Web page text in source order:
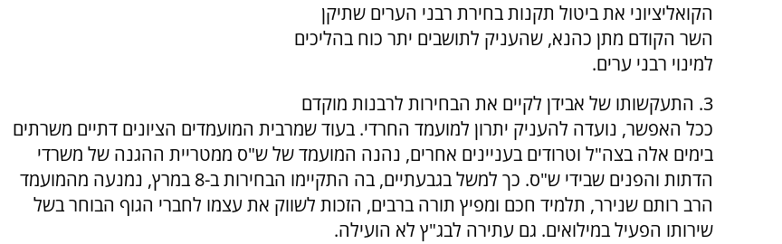
הקואליציוני את ביטול תקנות בחירת רבני הערים שתיקן
השר הקודם מתן כהנא, שהעניק לתושבים יתר כוח בהליכים
למינוי רבני ערים.
3. התעקשותו של אבידן לקיים את הבחירות לרבנות מוקדם
ככל האפשר, נועדה להעניק יתרון למועמד החרדי. בעוד שמרבית המועמדים הציונים דתיים משרתים
בימים אלה בצה"ל וטרודים בעניינים אחרים, נהנה המועמד של ש"ס ממטריית ההגנה של משרדי
הדתות והפנים שבידי ש"ס. כך למשל בגבעתיים, בה התקיימו הבחירות ב-8 במרץ, נמנעה מהמועמד
הרב רותם שנירר, תלמיד חכם ומפיץ תורה ברבים, הזכות לשווק את עצמו לחברי הגוף הבוחר בשל
שירותו הפעיל במילואים. גם עתירה לבג"ץ לא הועילה.